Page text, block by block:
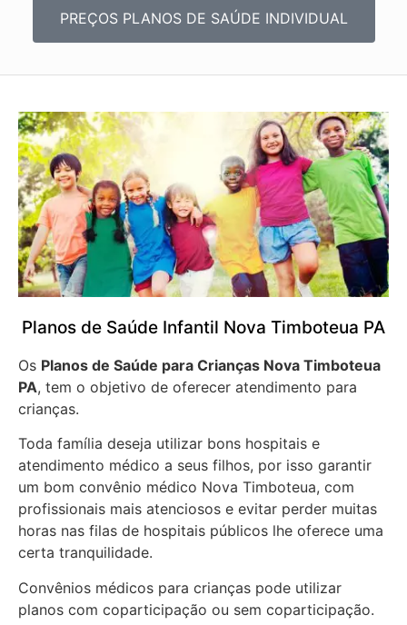
PREÇOS PLANOS DE SAÚDE INDIVIDUAL
Planos de Saúde Infantil Nova Timboteua PA
Os Planos de Saúde para Crianças Nova Timboteua
PA, tem o objetivo de oferecer atendimento para
crianças.
Toda família deseja utilizar bons hospitais e
atendimento médico a seus filhos, por isso garantir
um bom convênio médico Nova Timboteua, com
profissionais mais atenciosos e evitar perder muitas
horas nas filas de hospitais públicos lhe oferece uma
certa tranquilidade.
Convênios médicos para crianças pode utilizar
planos com coparticipação ou sem coparticipação.